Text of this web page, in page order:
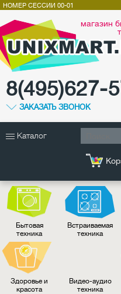
магазин
8(495)627-
ЗАКАЗАТЬ ЗВОНОК
НОМЕР СЕССИИ 00-01
Каталог
Бытовая
техника
Встраиваемая
техника
Здоровье и
красота
Видео-аудио
техника